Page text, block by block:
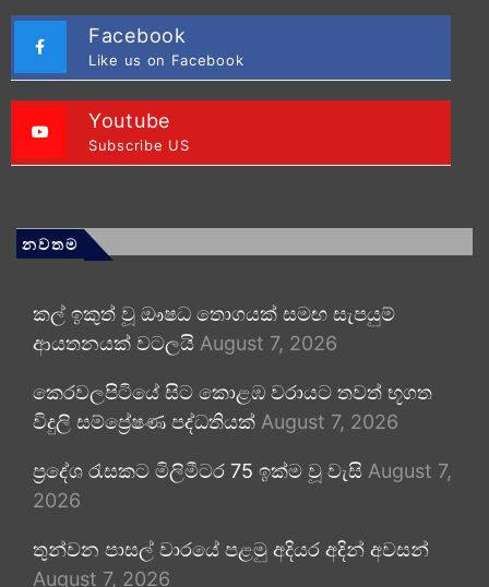
Facebook
Like us on Facebook
Youtube
Subscribe US
නවතම
කල් ඉකුත් වූ ඖෂධ තොගයක් සමඟ සැපයුම්
ආයතනයක් වටලයි August 7, 2026
කෙරවලපිටියේ සිට කොළඹ වරායට තවත් භූගත
විදුලි සම්ප්‍රේෂණ පද්ධතියක් August 7, 2026
ප්‍රදේශ රැසකට මිලිමීටර 75 ඉක්ම වූ වැසි August 7,
2026
තුන්වන පාසල් වාරයේ පළමු අදියර අදින් අවසන්
August 7, 2026